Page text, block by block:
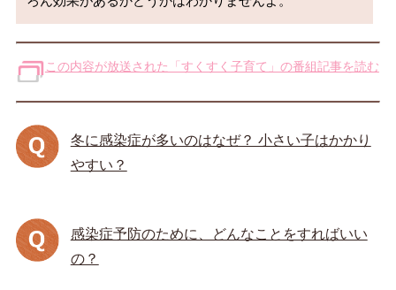
この内容が放送された「すくすく子育て」の番組記事を読む
冬に感染症が多いのはなぜ？ 小さい子はかかり
やすい？
感染症予防のために、どんなことをすればいい
の？